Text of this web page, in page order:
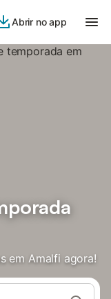
Abrir no app
em Amalfi agora!